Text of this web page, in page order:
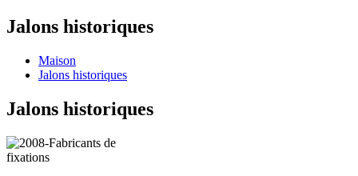
Jalons historiques
Maison
Jalons historiques
Jalons historiques